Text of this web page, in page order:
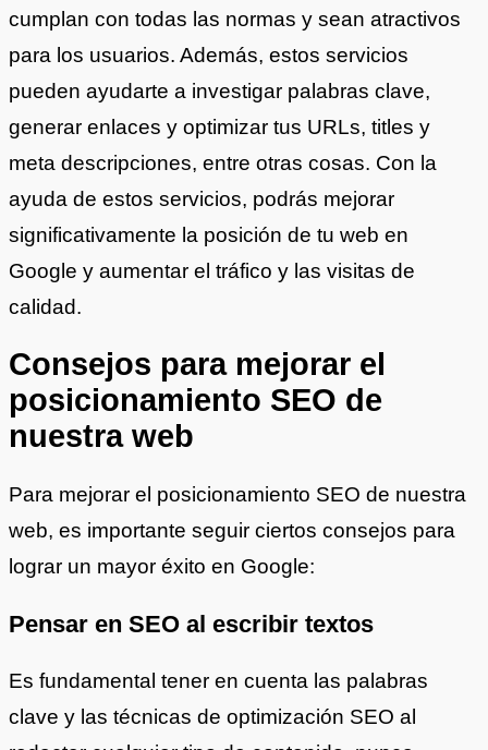
cumplan con todas las normas y sean atractivos
para los usuarios. Además, estos servicios
pueden ayudarte a investigar palabras clave,
generar enlaces y optimizar tus URLs, titles y
meta descripciones, entre otras cosas. Con la
ayuda de estos servicios, podrás mejorar
significativamente la posición de tu web en
Google y aumentar el tráfico y las visitas de
calidad.
Consejos para mejorar el
posicionamiento SEO de
nuestra web
Para mejorar el posicionamiento SEO de nuestra
web, es importante seguir ciertos consejos para
lograr un mayor éxito en Google:
Pensar en SEO al escribir textos
Es fundamental tener en cuenta las palabras
clave y las técnicas de optimización SEO al